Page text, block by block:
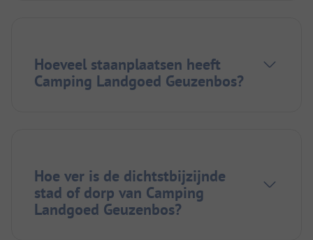
Hoeveel staanplaatsen heeft
Camping Landgoed Geuzenbos?
Hoe ver is de dichtstbijzijnde
stad of dorp van Camping
Landgoed Geuzenbos?